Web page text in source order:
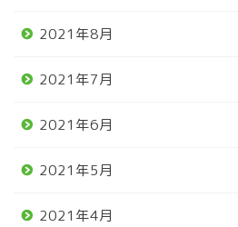
2021年8月
2021年7月
2021年6月
2021年5月
2021年4月